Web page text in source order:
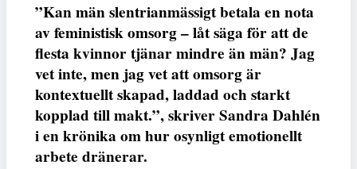
”Kan män slentrianmässigt betala en nota
av feministisk omsorg – låt säga för att de
flesta kvinnor tjänar mindre än män? Jag
vet inte, men jag vet att omsorg är
kontextuellt skapad, laddad och starkt
kopplad till makt.”, skriver Sandra Dahlén
i en krönika om hur osynligt emotionellt
arbete dränerar.